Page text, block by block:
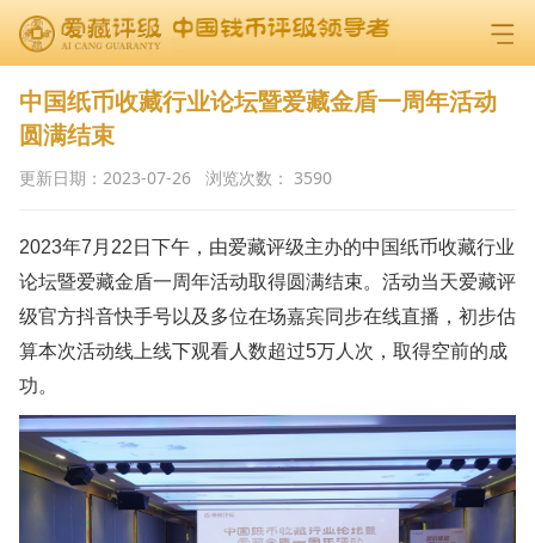
中国纸币收藏行业论坛暨爱藏金盾一周年活动
圆满结束
更新日期： 2023-07-26 浏览次数： 3590
2023年7月22日下午，由爱藏评级主办的中国纸币收藏行业
论坛暨爱藏金盾一周年活动取得圆满结束。活动当天爱藏评
级官方抖音快手号以及多位在场嘉宾同步在线直播，初步估
算本次活动线上线下观看人数超过5万人次，取得空前的成
功。